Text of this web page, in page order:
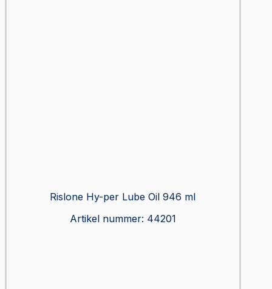
Rislone Hy-per Lube Oil 946 ml
Artikel nummer: 44201